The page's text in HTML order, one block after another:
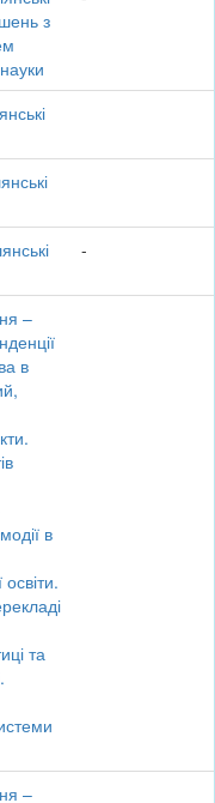
з
-
–
в
в
освіти.
та
–